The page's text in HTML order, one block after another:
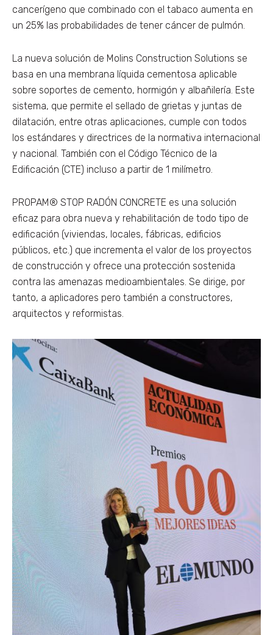
cancerígeno que combinado con el tabaco aumenta en
un 25% las probabilidades de tener cáncer de pulmón.
La nueva solución de Molins Construction Solutions se
basa en una membrana líquida cementosa aplicable
sobre soportes de cemento, hormigón y albañilería. Este
sistema, que permite el sellado de grietas y juntas de
dilatación, entre otras aplicaciones, cumple con todos
los estándares y directrices de la normativa internacional
y nacional. También con el Código Técnico de la
Edificación (CTE) incluso a partir de 1 milímetro.
PROPAM® STOP RADÓN CONCRETE es una solución
eficaz para obra nueva y rehabilitación de todo tipo de
edificación (viviendas, locales, fábricas, edificios
públicos, etc.) que incrementa el valor de los proyectos
de construcción y ofrece una protección sostenida
contra las amenazas medioambientales. Se dirige, por
tanto, a aplicadores pero también a constructores,
arquitectos y reformistas.